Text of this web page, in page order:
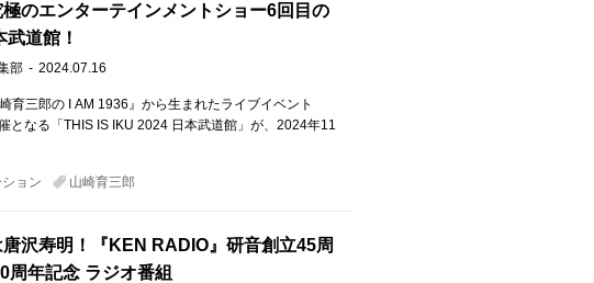
のエンターテインメントショー6回目の
道館！
部 2024.07.16
育三郎の I AM 1936』から生まれたライブイベント
となる「THIS IS IKU 2024 日本武道館」が、2024年11
ョン 山崎育三郎
沢寿明！『KEN RADIO』研音創立45周
周年記念 ラジオ番組